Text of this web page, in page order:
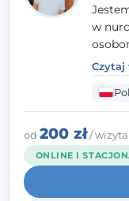
w
się w
oraz
Czytaj
od 200 zł/ wizyta
ONLINE I